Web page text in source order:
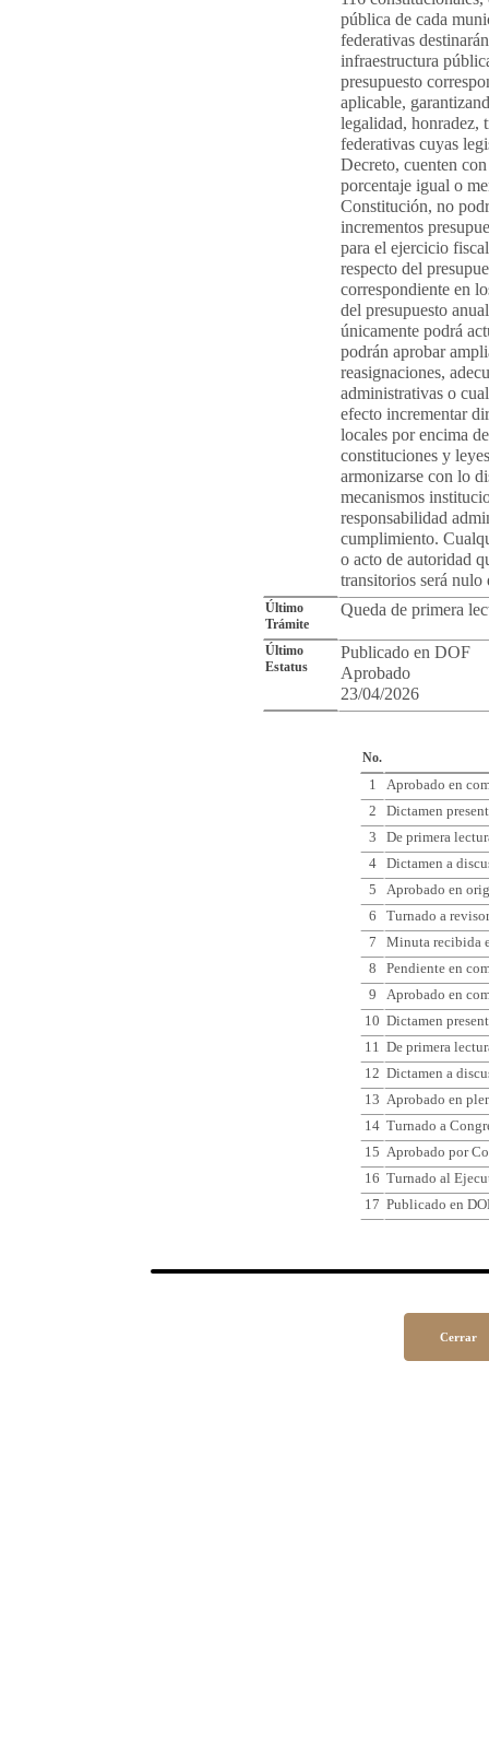
pública de cada
federativas
infraestructura
presupuesto
aplicable,
legalidad, honradez,
federativas cuyas
Decreto, cuenten
porcentaje igual o
Constitución, no
incrementos
para el ejercicio
respecto del
correspondiente en
del presupuesto
únicamente podrá
podrán aprobar
reasignaciones,
administrativas o
efecto incrementar
locales por encima
constituciones y
armonizarse con lo
mecanismos
responsabilidad
cumplimiento.
o acto de autoridad
transitorios será nulo
Último
Trámite
Queda de primera
Último
Estatus
Publicado en DOF
Aprobado
23/04/2026
No.
1
Aprobado en
2
Dictamen
3
De primera
4
Dictamen a
5
Aprobado en
6
Turnado a
7
Minuta recibida
8
Pendiente en
9
Aprobado en
10 Dictamen
11 De primera
12 Dictamen a
13 Aprobado en
14 Turnado a
15 Aprobado por
16 Turnado al
17 Publicado en
Cerrar